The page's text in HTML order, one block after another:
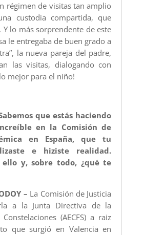
régimen de visitas tan amplio
custodia compartida, que
Y lo más sorprendente de este
le entregaba de buen grado a
la nueva pareja del padre,
las visitas, dialogando con
mejor para el niño!
Sabemos que estás haciendo
en la Comisión de
en España, que tu
e hiziste realidad.
ello y, sobre todo, ¿qué te
– La Comisión de Justicia
a la Junta Directiva de la
(AECFS) a raiz
que surgió en Valencia en